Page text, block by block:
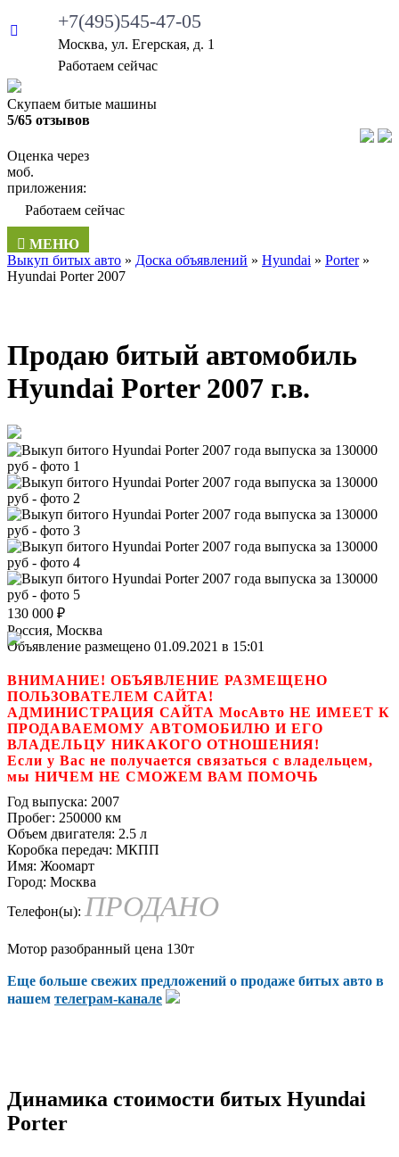
+7(495)545-47-05
Москва, ул. Егерская, д. 1
Работаем сейчас
Скупаем битые машины
5/65 отзывов
Оценка через
моб.
приложения:
Работаем сейчас
МЕНЮ
Выкуп битых авто » Доска объявлений » Hyundai » Porter»
Hyundai Porter 2007
Продаю битый автомобиль
Hyundai Porter 2007 г.в.
130 000 ₽
Россия, Москва
Объявление размещено 01.09.2021 в 15:01
ВНИМАНИЕ! ОБЪЯВЛЕНИЕ РАЗМЕЩЕНО
ПОЛЬЗОВАТЕЛЕМ САЙТА!
АДМИНИСТРАЦИЯ САЙТА МосАвто НЕ ИМЕЕТ К
ПРОДАВАЕМОМУ АВТОМОБИЛЮ И ЕГО
ВЛАДЕЛЬЦУ НИКАКОГО ОТНОШЕНИЯ!
Если у Вас не получается связаться с владельцем,
мы НИЧЕМ НЕ СМОЖЕМ ВАМ ПОМОЧЬ
Год выпуска: 2007
Пробег: 250000 км
Объем двигателя: 2.5 л
Коробка передач: МКПП
Имя: Жоомарт
Город: Москва
Телефон(ы): ПРОДАНО
Мотор разобранный цена 130т
Еще больше свежих предложений о продаже битых авто в
нашем телеграм-канале
Динамика стоимости битых Hyundai
Porter